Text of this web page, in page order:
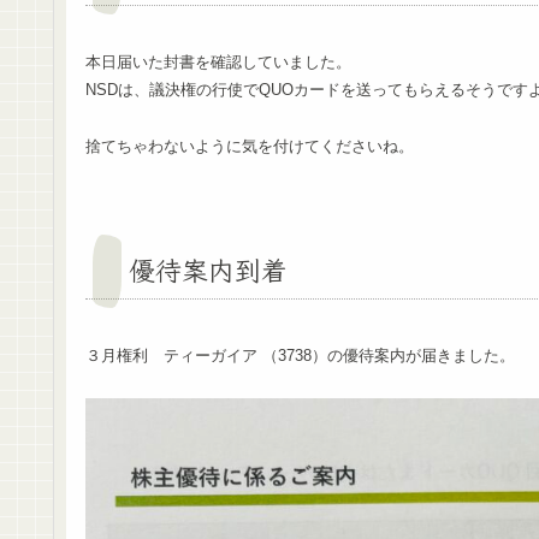
本日届いた封書を確認していました。
NSDは、議決権の行使でQUOカードを送ってもらえるそうです
捨てちゃわないように気を付けてくださいね。
優待案内到着
３月権利 ティーガイア （3738）の優待案内が届きました。